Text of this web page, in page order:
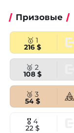
Призовые
🥇 1
216 $
🥈 2
108 $
🥉 3
54 $
🎖 4
22 $